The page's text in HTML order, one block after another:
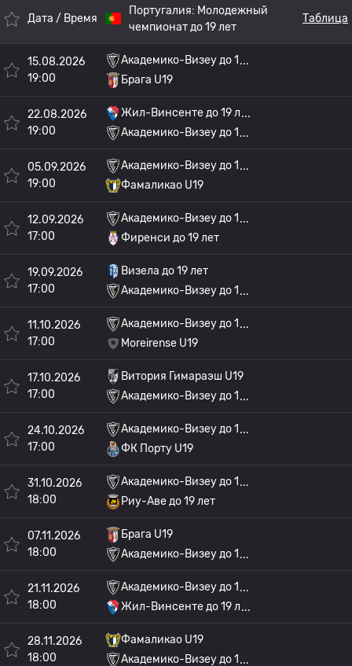
Дата / Время
Португалия: Молодежный
чемпионат до 19 лет
Таблица
15.08.2026
19:00
Академико-Визеу до 1
Брага U19
22.08.2026
19:00
Жил-Винсенте до 19 л
Академико-Визеу до 1
05.09.2026
19:00
Академико-Визеу до 1
Фамаликао U19
12.09.2026
17:00
Академико-Визеу до 1
Фиренси до 19 лет
19.09.2026
17:00
Визела до 19 лет
Академико-Визеу до 1
11.10.2026
17:00
Академико-Визеу до 1
Moreirense U19
17.10.2026
17:00
Витория Гимараэш U19
Академико-Визеу до 1
24.10.2026
17:00
Академико-Визеу до 1
ФК Порту U19
31.10.2026
18:00
Академико-Визеу до 1
Риу-Аве до 19 лет
07.11.2026
18:00
Брага U19
Академико-Визеу до 1
21.11.2026
18:00
Академико-Визеу до 1
Жил-Винсенте до 19 л
28.11.2026
18:00
Фамаликао U19
Академико-Визеу до 1